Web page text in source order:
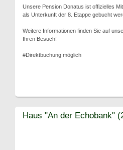
Unsere Pension Donatus ist offizielles
als Unterkunft der 8. Etappe gebucht
Weitere Informationen finden Sie auf
Ihren Besuch!
#Direktbuchung möglich
Haus "An der Echobank"